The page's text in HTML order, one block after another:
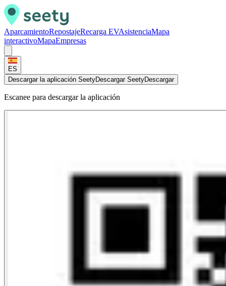
AparcamientoRepostajeRecarga EVAsistenciaMapa
interactivoMapaEmpresas
ES
Descargar la aplicación SeetyDescargar SeetyDescargar
Escanee para descargar la aplicación